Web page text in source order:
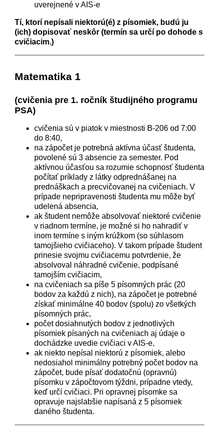
uverejnené v AIS-e
Tí, ktorí nepísali niektorú(é) z písomiek, budú ju
(ich) dopisovať neskôr (termín sa určí po dohode s
cvičiacim.)
Matematika 1
(cvičenia pre 1. ročník študijného programu
PSA)
cvičenia sú v piatok v miestnosti B-206 od 7:00
do 8:40,
na zápočet je potrebná aktívna účasť študenta,
povolené sú 3 absencie za semester. Pod
aktívnou účasťou sa rozumie schopnosť študenta
počítať príklady z látky odprednášanej na
prednáškach a precvičovanej na cvičeniach. V
prípade nepripravenosti študenta mu môže byť
udelená absencia,
ak študent nemôže absolvovať niektoré cvičenie
v riadnom termíne, je možné si ho nahradiť v
inom termíne s iným krúžkom (so súhlasom
tamojšieho cvičiaceho). V takom prípade študent
prinesie svojmu cvičiacemu potvrdenie, že
absolvoval náhradné cvičenie, podpísané
tamojším cvičiacim,
na cvičeniach sa píše 5 písomných prác (20
bodov za každú z nich), na zápočet je potrebné
získať minimálne 40 bodov (spolu) zo všetkých
písomných prác,
počet dosiahnutých bodov z jednotlivých
písomiek písaných na cvičeniach aj údaje o
dochádzke uvedie cvičiaci v AIS-e,
ak niekto nepísal niektorú z písomiek, alebo
nedosiahol minimálny potrebný počet bodov na
zápočet, bude písať dodatočnú (opravnú)
písomku v zápočtovom týždni, prípadne vtedy,
keď určí cvičiaci. Pri opravnej písomke sa
opravuje najslabšie napísaná z 5 písomiek
daného študenta.